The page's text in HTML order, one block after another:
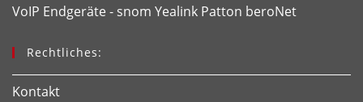
VoIP Endgeräte - snom Yealink Patton beroNet
Rechtliches:
Kontakt